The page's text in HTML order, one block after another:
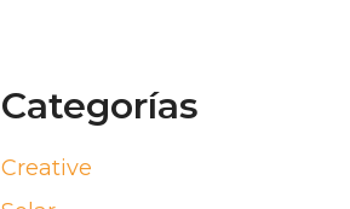
Categorías
Creative